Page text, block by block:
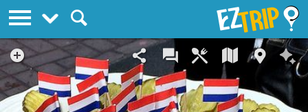
EZTrip